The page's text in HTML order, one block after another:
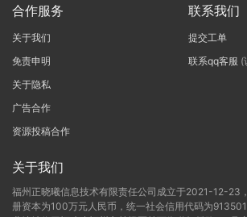
合作服务
关于我们
免责申明
关于隐私
广告合作
资源投稿合作
联系我们
提交工单
联系qq客服 (
关于我们
福州正晓曦信息技术有限责任公司成立于2021-12-23
册资本为100万元人民币，统一社会信用代码为